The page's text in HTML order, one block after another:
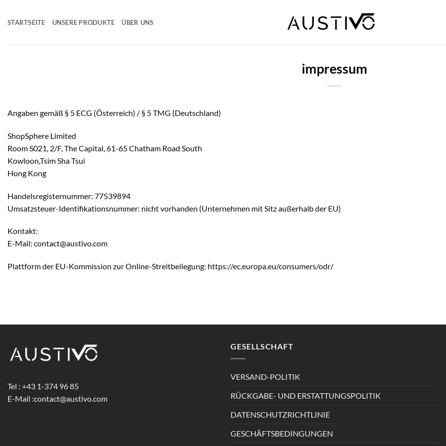
Inhalt
STARTSEITE UNSERE PRODUKTE ÜBER UNS
impressum
Angaben gemäß § 5 ECG (Österreich) / § 5 TMG (Deutschland)
ShopSphere Limited
Room S021, 2/F, The Capital, 61-65 Chatham Road South
Kowloon,Tsim Sha Tsui
Hong Kong
Handelsregisternummer: 77539894
Umsatzsteuer-Identifikationsnummer: nicht vorhanden (Unternehmen mit Sitz außerhalb der EU)
Kontakt:
E-Mail: contact@austivo.com
Plattform der EU-Kommission zur Online-Streitbeilegung: https://ec.europa.eu/consumers/odr/
Tel : +43 1-374 96 85
E-Mail :contact@austivo.com
GESELLSCHAFT
VERSAND-POLITIK
RÜCKGABE- UND ERSTATTUNGSPOLITIK
DATENSCHUTZRICHTLINIE
GESCHÄFTSBEDINGUNGEN